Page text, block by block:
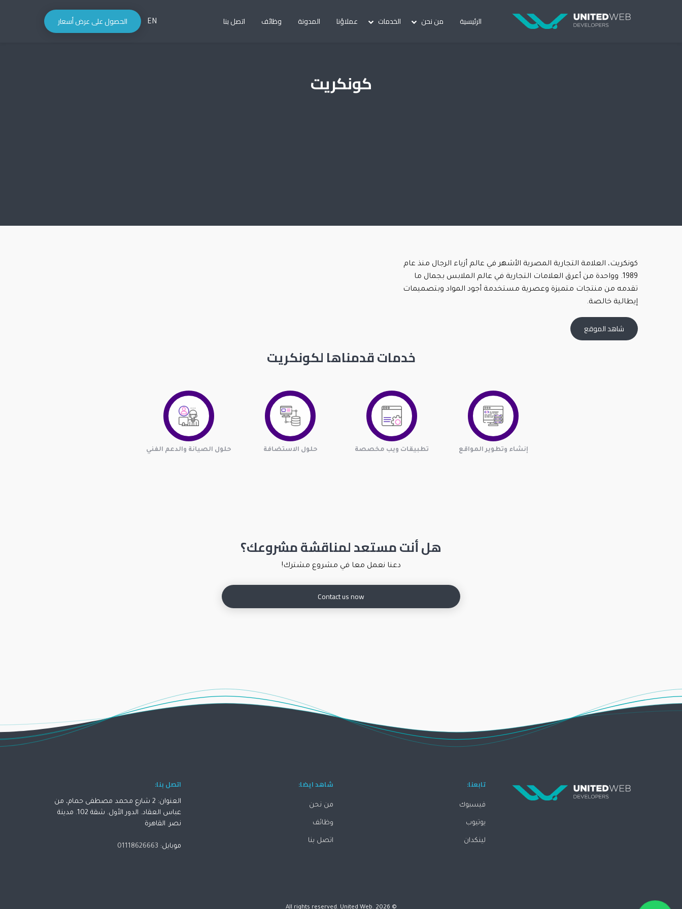
الرئيسية من نحن الخدمات عملاؤنا المدونة وظائف اتصل بنا EN الحصول على عرض أسعار
كونكريت
كونكريت، العلامة التجارية المصرية الأشهر في عالم أزياء الرجال منذ عام
1989. وواحدة من أعرق العلامات التجارية في عالم الملابس بجمال ما
تقدمه من منتجات متميزة وعصرية مستخدمة أجود المواد وبتصميمات
إيطالية خالصة.
شاهد الموقع
خدمات قدمناها لكونكريت
إنشاء وتطوير المواقع تطبيقات ويب مخصصة حلول الاستضافة حلول الصيانة والدعم الفني
هل أنت مستعد لمناقشة مشروعك؟
دعنا نعمل معا في مشروع مشترك!
Contact us now
تابعنا:
فيسبوك
يوتيوب
لينكدان
شاهد ايضا:
من نحن
وظائف
اتصل بنا
اتصل بنا:
العنوان: 2 شارع محمد مصطفى حمام، من
عباس العقاد. الدور الأول. شقة 102. مدينة
نصر. القاهرة
موبايل: 01118626663